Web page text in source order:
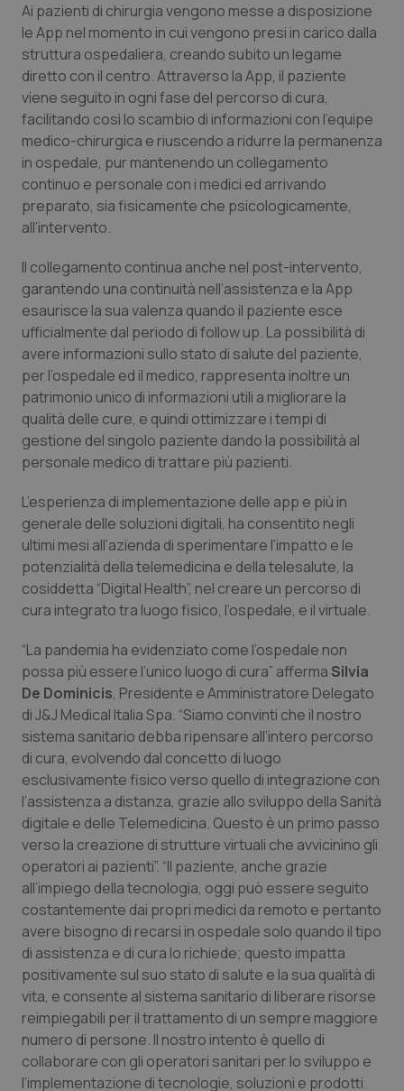
Liguria
Lombardia
Marche
Molise
Piemonte
Provincia Autonoma di Trento
Puglia
Sardegna
Sicilia
Umbria
Valle D’Aosta
Veneto
Disturbi dell’umore
Dolore
Donna & Salute
Epatiti
HIV
Ipertensione & Scompenso
Malattie rare
Malattia di Crohn & Rettocolite Ulcerosa
Neuroscienze & patologie neurodegenerative
Oftalmologia
Oncodermatologia
Oncoematologia
Oncologia & Nutrizione
Psoriasi & pelle
Quotidiano Cardiologia
Quotidiano Chirurgia
Quotidiano Oncologia
Quotidiano Pediatria
Rene & patologie urogenitali
Salute orale & impianti
Sangue & coagulazione
Ai pazienti di chirurgia vengono messe a disposizione
le App nel momento in cui vengono presi in carico dalla
struttura ospedaliera, creando subito un legame
diretto con il centro. Attraverso la App, il paziente
viene seguito in ogni fase del percorso di cura,
facilitando così lo scambio di informazioni con l’equipe
medico-chirurgica e riuscendo a ridurre la permanenza
in ospedale, pur mantenendo un collegamento
continuo e personale con i medici ed arrivando
preparato, sia fisicamente che psicologicamente,
all’intervento.
Il collegamento continua anche nel post-intervento,
garantendo una continuità nell’assistenza e la App
esaurisce la sua valenza quando il paziente esce
ufficialmente dal periodo di follow up. La possibilità di
avere informazioni sullo stato di salute del paziente,
per l’ospedale ed il medico, rappresenta inoltre un
patrimonio unico di informazioni utili a migliorare la
qualità delle cure, e quindi ottimizzare i tempi di
gestione del singolo paziente dando la possibilità al
personale medico di trattare più pazienti.
L’esperienza di implementazione delle app e più in
generale delle soluzioni digitali, ha consentito negli
ultimi mesi all’azienda di sperimentare l’impatto e le
potenzialità della telemedicina e della telesalute, la
cosiddetta “Digital Health”, nel creare un percorso di
cura integrato tra luogo fisico, l’ospedale, e il virtuale.
“La pandemia ha evidenziato come l’ospedale non
possa più essere l’unico luogo di cura” afferma Silvia
De Dominicis, Presidente e Amministratore Delegato
di J&J Medical Italia Spa. “Siamo convinti che il nostro
sistema sanitario debba ripensare all’intero percorso
di cura, evolvendo dal concetto di luogo
esclusivamente fisico verso quello di integrazione con
l’assistenza a distanza, grazie allo sviluppo della Sanità
digitale e delle Telemedicina. Questo è un primo passo
verso la creazione di strutture virtuali che avvicinino gli
operatori ai pazienti”. “Il paziente, anche grazie
all’impiego della tecnologia, oggi può essere seguito
costantemente dai propri medici da remoto e pertanto
avere bisogno di recarsi in ospedale solo quando il tipo
di assistenza e di cura lo richiede; questo impatta
positivamente sul suo stato di salute e la sua qualità di
vita, e consente al sistema sanitario di liberare risorse
reimpiegabili per il trattamento di un sempre maggiore
numero di persone. Il nostro intento è quello di
collaborare con gli operatori sanitari per lo sviluppo e
l’implementazione di tecnologie, soluzioni e prodotti